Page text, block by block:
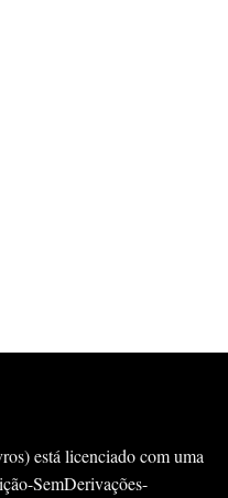
está licenciado com uma
SemDerivações-